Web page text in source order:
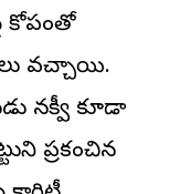
కోపంతో
వచ్చాయి.
నక్వీ కూడా
ప్రకటించిన